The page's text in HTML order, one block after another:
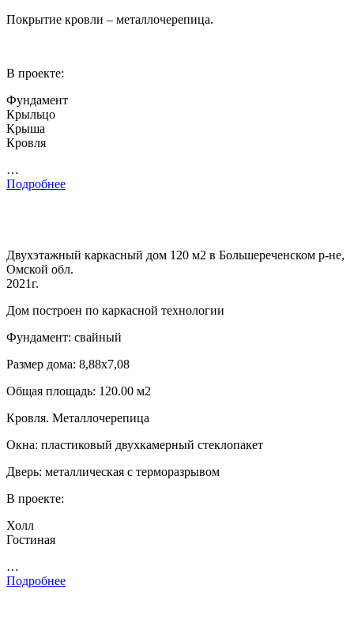
Покрытие кровли – металлочерепица.
В проекте:
Фундамент
Крыльцо
Крыша
Кровля
…
Подробнее
Двухэтажный каркасный дом 120 м2 в Большереченском р-не,
Омской обл.
2021г.
Дом построен по каркасной технологии
Фундамент: свайный
Размер дома: 8,88х7,08
Общая площадь: 120.00 м2
Кровля. Металлочерепица
Окна: пластиковый двухкамерный стеклопакет
Дверь: металлическая с терморазрывом
В проекте:
Холл
Гостиная
…
Подробнее